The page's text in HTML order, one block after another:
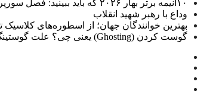
۱۰انیمه برتر بهار ۲۰۲۶ که باید ببینید: فصل سورپرایزها!
وداع با رهبر شهید انقلاب
بهترین خوانندگان جهان؛ از اسطوره‌های کلاسیک
گوست کردن (Ghosting) یعنی چی؟ علت گوستینگ در رابطه + راهکار